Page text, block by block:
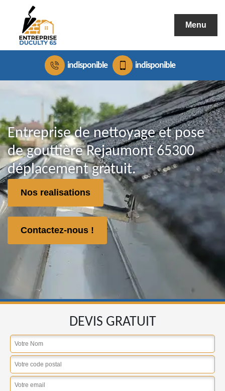
Menu
indisponible indisponible
Entreprise de nettoyage et pose
de gouttière Rejaumont 65300
déplacement gratuit.
Nos realisations
Contactez-nous !
DEVIS GRATUIT